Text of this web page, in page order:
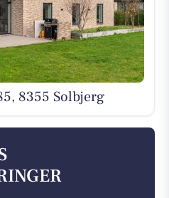
8355 Solbjerg